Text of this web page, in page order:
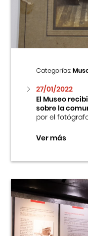
Centro
Museo de la
Fondo Editorial
Teatro
Categorías:
27/01/2022
El Museo
sobre la
por el
Ver más